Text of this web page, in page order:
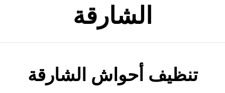
الشارقة
تنظيف أحواش الشارقة